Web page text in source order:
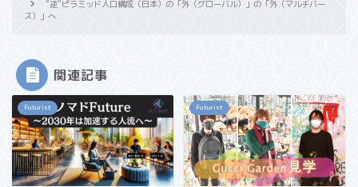
“逆”ピラミッド人口構成（日本）の「外（グローバル）」の「外（マルチバー
ス）」へ
関連記事
Futurist Futurist